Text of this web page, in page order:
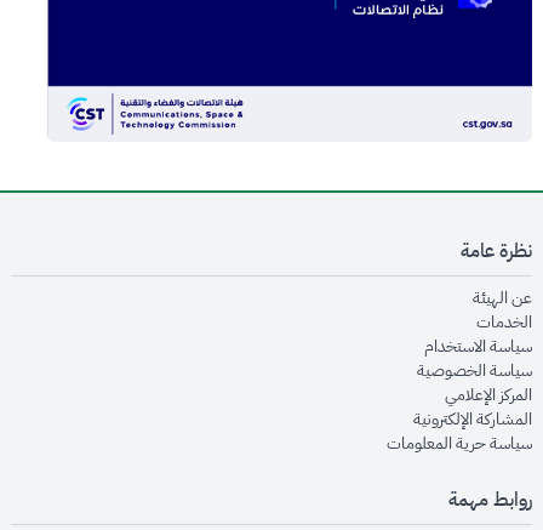
نظرة عامة
عن الهيئةopens in new window
الخدماتopens in new window
سياسة الاستخدام
سياسة الخصوصيةopens in new window
المركز الإعلاميopens in new window
المشاركة الإلكترونيةopens in new window
سياسة حرية المعلوماتopens in new window
روابط مهمة